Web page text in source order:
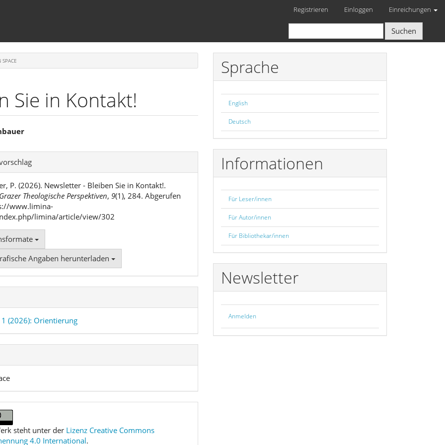
Registrieren Einloggen Einreichungen
Suchen
SPACE
Sie in Kontakt!
P. (2026). Newsletter - Bleiben Sie in Kontakt!.
Theologische Perspektiven, 9(1), 284. Abgerufen
www.limina-
limina/article/view/302
Angaben herunterladen
(2026): Orientierung
steht unter der Lizenz Creative Commons
4.0 International.
Sprache
English
Deutsch
Informationen
Für Leser/innen
Für Autor/innen
Für Bibliothekar/innen
Newsletter
Anmelden